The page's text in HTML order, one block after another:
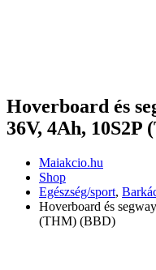
Hoverboard és
36V, 4Ah,
Maiakcio.hu
Shop
Egészség/sport,
Hoverboard és
(THM) (BBD)